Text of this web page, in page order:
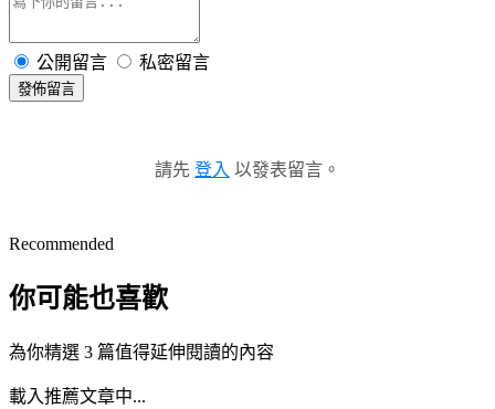
公開留言 私密留言
發佈留言
請先 登入 以發表留言。
Recommended
你可能也喜歡
為你精選 3 篇值得延伸閱讀的內容
載入推薦文章中...